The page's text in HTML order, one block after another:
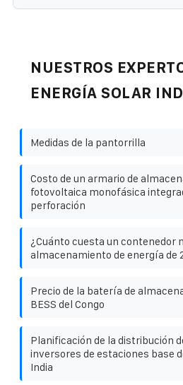
NUESTROS
ENERGÍA SOLAR
Medidas de la pantorrilla
Costo de un armario de
fotovoltaica monofásica
perforación
¿Cuánto cuesta un contenedor
almacenamiento de energía de
Precio de la batería de
BESS del Congo
Planificación de la distribución
inversores de estaciones base
India